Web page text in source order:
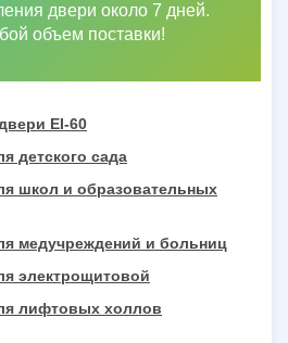
двери около 7 дней.
объем поставки!
EI-60
детского сада
школ и образовательных
медучреждений и больниц
электрощитовой
лифтовых холлов